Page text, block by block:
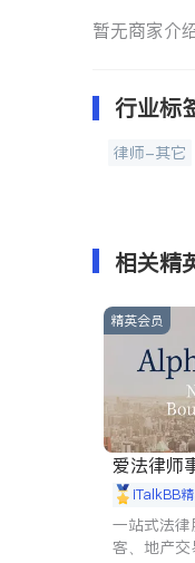
暂无商家介
行业标
律师-其它
相关精
精英会员
爱法律师
iTalkBB
一站式法
客、地产